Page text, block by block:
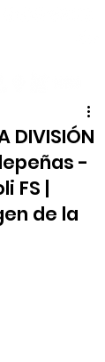
DIVISIÓN
-
FS |
de la